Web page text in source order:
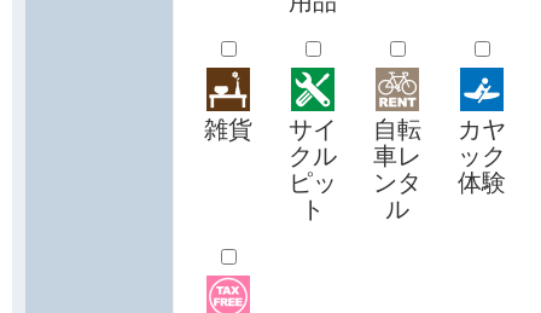
雑貨 サイ
クル
ピッ
ト
自転
車レ
ンタ
ル
カヤ
ック
体験